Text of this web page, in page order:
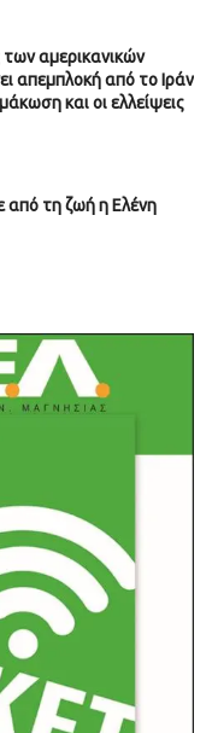
αμερικανικών
απεμπλοκή από το Ιράν
και οι ελλείψεις
από τη ζωή η Ελένη